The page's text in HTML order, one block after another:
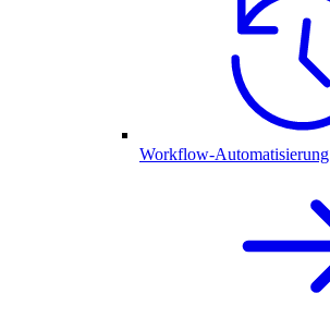
Workflow-Automatisierung